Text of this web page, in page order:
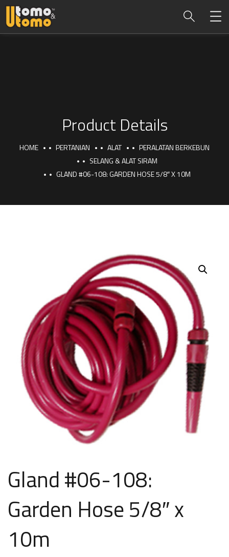
Product Details
HOME PERTANIAN ALAT
PERALATAN BERKEBUN
SELANG & ALAT SIRAM
GLAND #06-108: GARDEN HOSE 5/8″ X 10M
Gland #06-108:
Garden Hose 5/8″ x
10m